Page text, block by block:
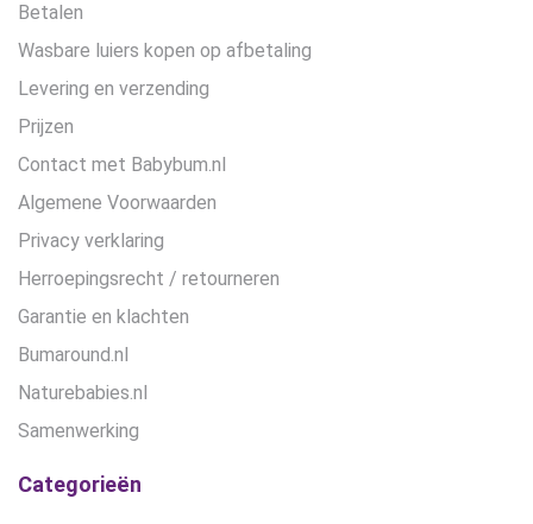
Betalen
Wasbare luiers kopen op afbetaling
Levering en verzending
Prijzen
Contact met Babybum.nl
Algemene Voorwaarden
Privacy verklaring
Herroepingsrecht / retourneren
Garantie en klachten
Bumaround.nl
Naturebabies.nl
Samenwerking
Categorieën